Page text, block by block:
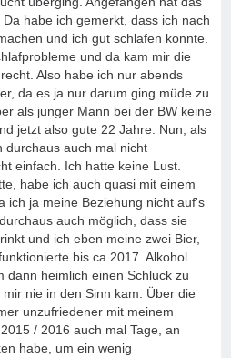
habe ich gemerkt, dass ich nach
und ich gut schlafen konnte.
und da kam mir die
Also habe ich nur abends
da es ja nur darum ging müde zu
als junger Mann bei der BW keine
jetzt also gute 22 Jahre. Nun, als
durchaus auch mal nicht
einfach. Ich hatte keine Lust.
habe ich auch quasi mit einem
ich ja meine Beziehung nicht auf's
auch möglich, dass sie
und ich eben meine zwei Bier,
bis ca 2017. Alkohol
dann heimlich einen Schluck zu
nie in den Sinn kam. Über die
unzufriedener mit meinem
/ 2016 auch mal Tage, an
habe, um ein wenig